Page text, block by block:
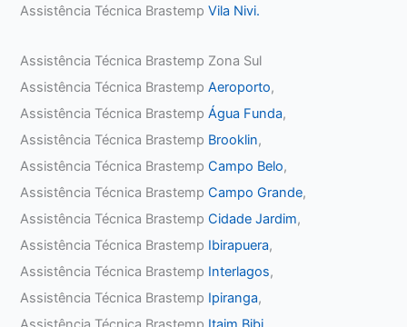
Assistência Técnica BrastempVila Nivi.
Assistência Técnica Brastemp Zona Sul
Assistência Técnica BrastempAeroporto,
Assistência Técnica BrastempÁgua Funda,
Assistência Técnica Brastemp Brooklin,
Assistência Técnica BrastempCampo Belo,
Assistência Técnica BrastempCampo Grande,
Assistência Técnica BrastempCidade Jardim,
Assistência Técnica Brastemp Ibirapuera,
Assistência Técnica Brastemp Interlagos,
Assistência Técnica Brastemp Ipiranga,